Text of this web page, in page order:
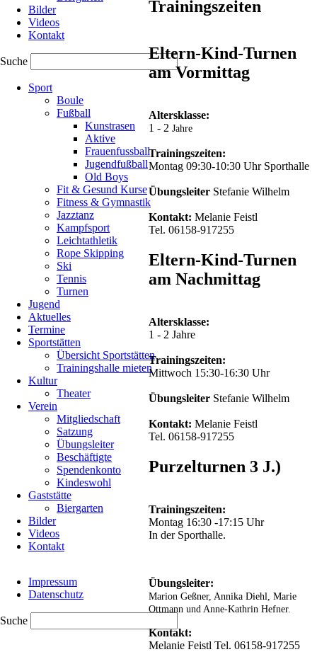
Bilder
Videos
Kontakt
Suche
überspringen
Sport
Boule
Fußball
Kunstrasen
Aktive
Frauenfussball
Jugendfußball
Old Boys
Fit & Gesund Kurse
Fitness & Gymnastik
Jazztanz
Kampfsport
Leichtathletik
Rope Skipping
Ski
Tennis
Turnen
Jugend
Aktuelles
Termine
Sportstätten
Übersicht Sportstätten
Trainingshalle mieten
Kultur
Theater
Verein
Mitgliedschaft
Satzung
Übungsleiter
Beschäftigte
Spendenkonto
Kindeswohl
Gaststätte
Biergarten
Bilder
Videos
Kontakt
überspringen
Impressum
Datenschutz
Suche
verteidigen.
Wahlwettkampf
Nr.17
Jahrgang
jünger
waren
"kleinen"
Turner
Start
und
holten
einen
1.
Platz
mit
Mannschaft.
Auf
Goldmedaille
können
Jungs
sein!
Für
TVC
Böthel,
Jassin
El-
Noah
Monaco,
Maris
und
Jamie
Trainingszeiten
Eltern-Kind-Turnen
am Vormittag
Altersklasse:
1 - 2 Jahre
Trainingszeiten:
Montag 09:30-10:30 Uhr Sporthalle
Übungsleiter Stefanie Wilhelm
Kontakt: Melanie Feistl
Tel. 06158-917255
Eltern-Kind-Turnen
am Nachmittag
Altersklasse:
1 - 2 Jahre
Trainingszeiten:
Mittwoch 15:30-16:30 Uhr
Übungsleiter Stefanie Wilhelm
Kontakt: Melanie Feistl
Tel. 06158-917255
Purzelturnen 3 J.)
Trainingszeiten:
Montag 16:30 -17:15 Uhr
In der Sporthalle.
Übungsleiter:
Marion Geßner, Annika Diehl, Marie
Ottmann und Anne-Kathrin Hefner.
Kontakt:
Melanie Feistl Tel. 06158-917255